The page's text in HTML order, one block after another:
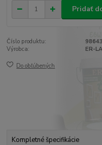
Pridať
Číslo produktu:
Výrobca:
ER-
Do obľúbených
Kompletné špecifikácie